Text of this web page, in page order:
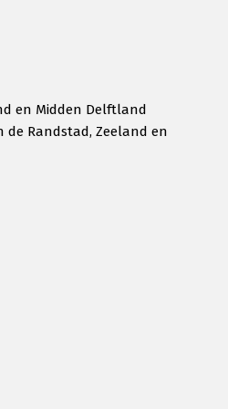
en Midden Delftland
de Randstad, Zeeland en